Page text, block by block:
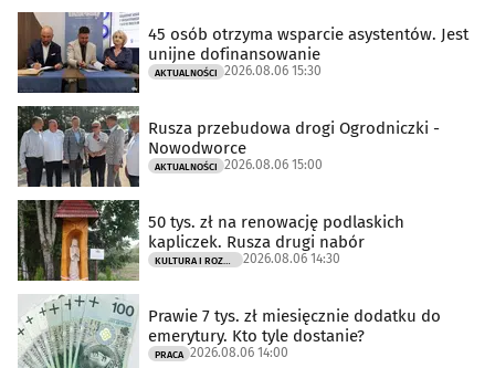
45 osób otrzyma wsparcie asystentów. Jest
unijne dofinansowanie
AKTUALNOŚCI 2026.08.06 15:30
Rusza przebudowa drogi Ogrodniczki -
Nowodworce
AKTUALNOŚCI 2026.08.06 15:00
50 tys. zł na renowację podlaskich
kapliczek. Rusza drugi nabór
KULTURA I ROZRYWKA 2026.08.06 14:30
Prawie 7 tys. zł miesięcznie dodatku do
emerytury. Kto tyle dostanie?
PRACA 2026.08.06 14:00